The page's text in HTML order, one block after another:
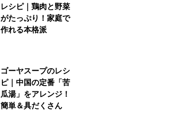
レシピ｜鶏肉と野菜
がたっぷり！家庭で
作れる本格派
ゴーヤスープのレシ
ピ｜中国の定番「苦
瓜湯」をアレンジ！
簡単＆具だくさん